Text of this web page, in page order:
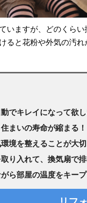
いますが、どのくら
ると花粉や外気の汚
でキレイになって欲
まいの寿命が縮まる！
境を整えることが大切
り入れて、換気扇で
ら部屋の温度をキープ